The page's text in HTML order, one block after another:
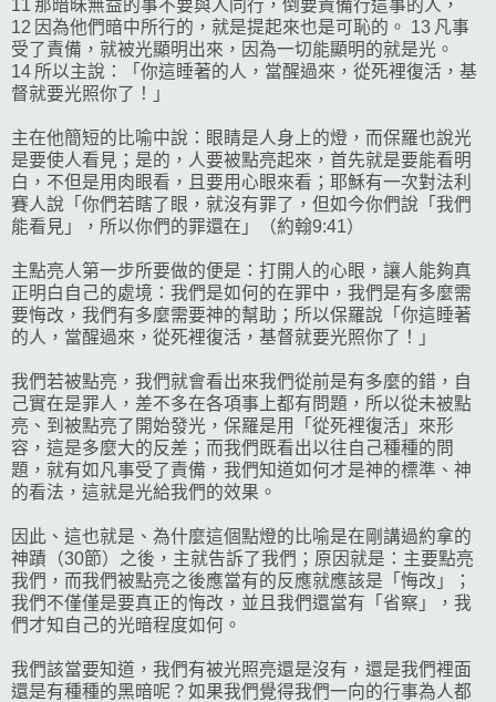
11 那暗昧無益的事不要與人同行，倒要責備行這事的人，
12 因為他們暗中所行的，就是提起來也是可恥的。 13 凡事
受了責備，就被光顯明出來，因為一切能顯明的就是光。
14 所以主說：「你這睡著的人，當醒過來，從死裡復活，基
督就要光照你了！」
主在他簡短的比喻中說：眼睛是人身上的燈，而保羅也說光
是要使人看見；是的，人要被點亮起來，首先就是要能看明
白，不但是用肉眼看，且要用心眼來看；耶穌有一次對法利
賽人說「你們若瞎了眼，就沒有罪了，但如今你們說「我們
能看見」，所以你們的罪還在」（約翰9:41）
主點亮人第一步所要做的便是：打開人的心眼，讓人能夠真
正明白自己的處境：我們是如何的在罪中，我們是有多麼需
要悔改，我們有多麼需要神的幫助；所以保羅說「你這睡著
的人，當醒過來，從死裡復活，基督就要光照你了！」
我們若被點亮，我們就會看出來我們從前是有多麼的錯，自
己實在是罪人，差不多在各項事上都有問題，所以從未被點
亮、到被點亮了開始發光，保羅是用「從死裡復活」來形
容，這是多麼大的反差；而我們既看出以往自己種種的問
題，就有如凡事受了責備，我們知道如何才是神的標準、神
的看法，這就是光給我們的效果。
因此、這也就是、為什麼這個點燈的比喻是在剛講過約拿的
神蹟（30節）之後，主就告訴了我們；原因就是：主要點亮
我們，而我們被點亮之後應當有的反應就應該是「悔改」；
我們不僅僅是要真正的悔改，並且我們還當有「省察」，我
們才知自己的光暗程度如何。
我們該當要知道，我們有被光照亮還是沒有，還是我們裡面
還是有種種的黑暗呢？如果我們覺得我們一向的行事為人都